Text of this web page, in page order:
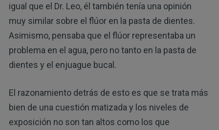
igual que el Dr. Leo, él también tenía una opinión
muy similar sobre el flúor en la pasta de dientes.
Asimismo, pensaba que el flúor representaba un
problema en el agua, pero no tanto en la pasta de
dientes y el enjuague bucal.
El razonamiento detrás de esto es que se trata más
bien de una cuestión matizada y los niveles de
exposición no son tan altos como los que